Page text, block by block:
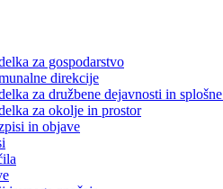
za gospodarstvo
direkcije
za družbene dejavnosti in
za okolje in prostor
in objave